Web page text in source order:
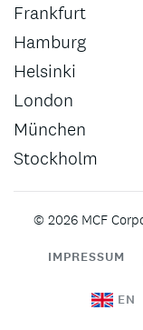
Frankfurt
Hamburg
Helsinki
London
München
Stockholm
© 2026 MCF
IMPRESSUM
EN